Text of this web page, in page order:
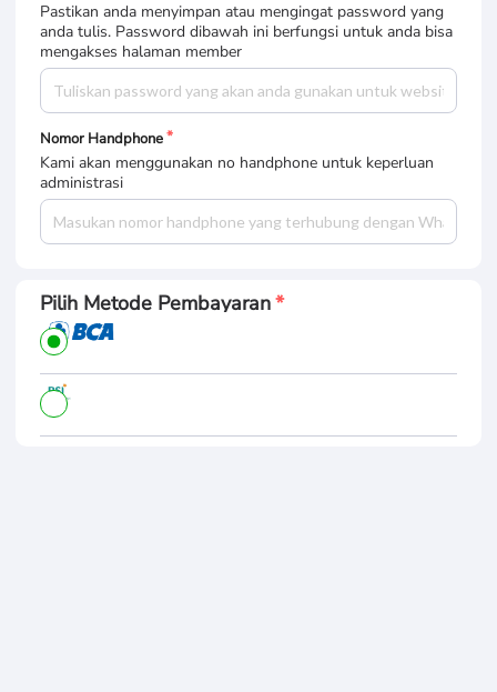
Pastikan anda menyimpan atau mengingat password yang
anda tulis. Password dibawah ini berfungsi untuk anda bisa
mengakses halaman member
Nomor Handphone
Kami akan menggunakan no handphone untuk keperluan
administrasi
Pilih Metode Pembayaran
tasmim 2025 rr